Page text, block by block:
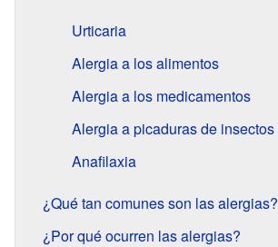
Urticaria
Alergia a los alimentos
Alergia a los medicamentos
Alergia a picaduras de insectos
Anafilaxia
¿Qué tan comunes son las alergias?
¿Por qué ocurren las alergias?